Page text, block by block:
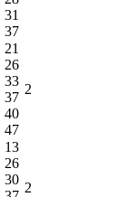
31
37
21
26
33
37
40
47
2
13
26
30
2